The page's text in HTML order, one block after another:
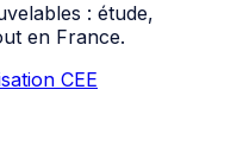
: étude,
en France.
CEE